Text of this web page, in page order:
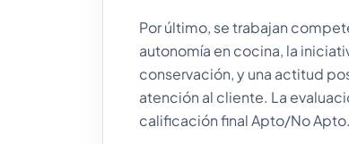
Por último, se trabajan
autonomía en cocina, la
conservación, y una actitud
atención al cliente. La
calificación final Apto/No Apto.